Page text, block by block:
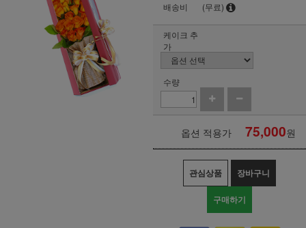
배송비
(무료)
케이크 추
가
수량
옵션 적용가 75,000원
관심상품 장바구니
구매하기